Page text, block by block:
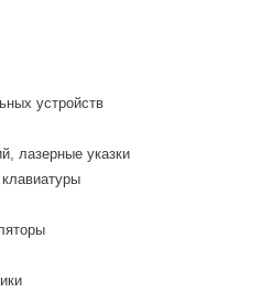
устройств
лазерные указки